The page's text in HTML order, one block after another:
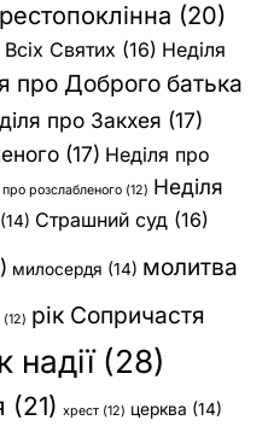
(20)
Святих (16) Неділя
про Доброго батька
про Закхея (17)
(17) Неділя про
про розслабленого (12) Неділя
(14) Страшний суд (16)
милосердя (14) молитва
(12) рік Сопричастя
надії(28)
(21) хрест (12) церква (14)